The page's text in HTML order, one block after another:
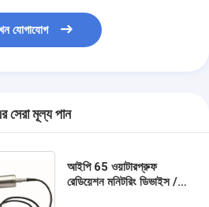
যোগাযোগ
সেরা মূল্য পান
আইপি 65 ওয়াটারপ্রুফ
রেডিয়েশন মনিটরিং ডিভাইস /